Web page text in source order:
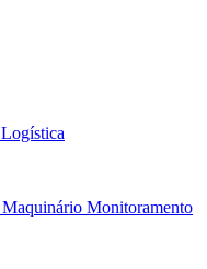
Logística
Maquinário Monitoramento